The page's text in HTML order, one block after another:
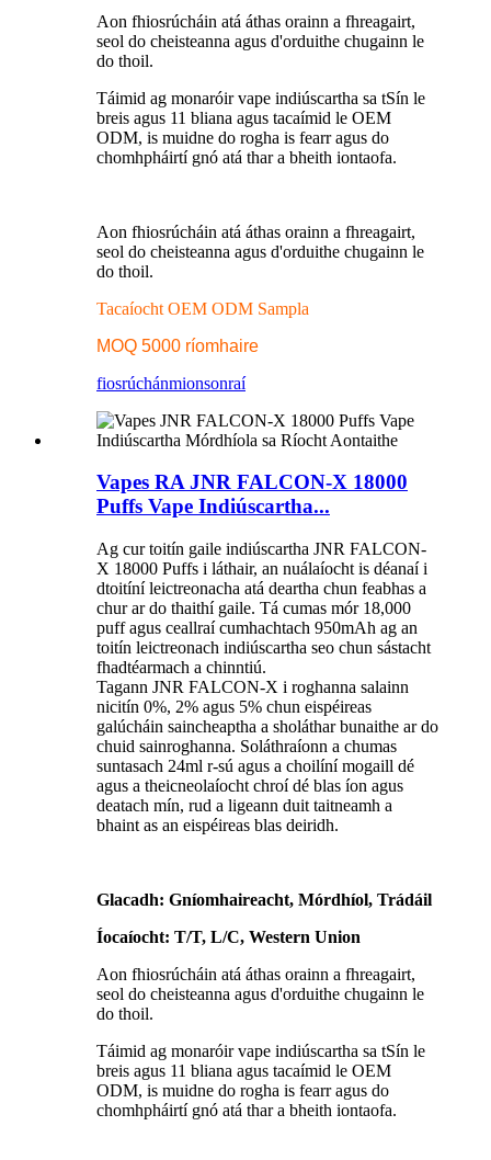
Aon fhiosrúcháin atá áthas orainn a fhreagairt,
seol do cheisteanna agus d'orduithe chugainn le
do thoil.
Táimid ag monaróir vape indiúscartha sa tSín le
breis agus 11 bliana agus tacaímid le OEM
ODM, is muidne do rogha is fearr agus do
chomhpháirtí gnó atá thar a bheith iontaofa.
Aon fhiosrúcháin atá áthas orainn a fhreagairt,
seol do cheisteanna agus d'orduithe chugainn le
do thoil.
Tacaíocht OEM ODM Sampla
MOQ 5000 ríomhaire
fiosrúchánmionsonraí
Vapes RA JNR FALCON-X 18000
Puffs Vape Indiúscartha...
Ag cur toitín gaile indiúscartha JNR FALCON-
X 18000 Puffs i láthair, an nuálaíocht is déanaí i
dtoitíní leictreonacha atá deartha chun feabhas a
chur ar do thaithí gaile. Tá cumas mór 18,000
puff agus ceallraí cumhachtach 950mAh ag an
toitín leictreonach indiúscartha seo chun sástacht
fhadtéarmach a chinntiú.
Tagann JNR FALCON-X i roghanna salainn
nicitín 0%, 2% agus 5% chun eispéireas
galúcháin saincheaptha a sholáthar bunaithe ar do
chuid sainroghanna. Soláthraíonn a chumas
suntasach 24ml r-sú agus a choilíní mogaill dé
agus a theicneolaíocht chroí dé blas íon agus
deatach mín, rud a ligeann duit taitneamh a
bhaint as an eispéireas blas deiridh.
Glacadh: Gníomhaireacht, Mórdhíol, Trádáil
Íocaíocht: T/T, L/C, Western Union
Aon fhiosrúcháin atá áthas orainn a fhreagairt,
seol do cheisteanna agus d'orduithe chugainn le
do thoil.
Táimid ag monaróir vape indiúscartha sa tSín le
breis agus 11 bliana agus tacaímid le OEM
ODM, is muidne do rogha is fearr agus do
chomhpháirtí gnó atá thar a bheith iontaofa.